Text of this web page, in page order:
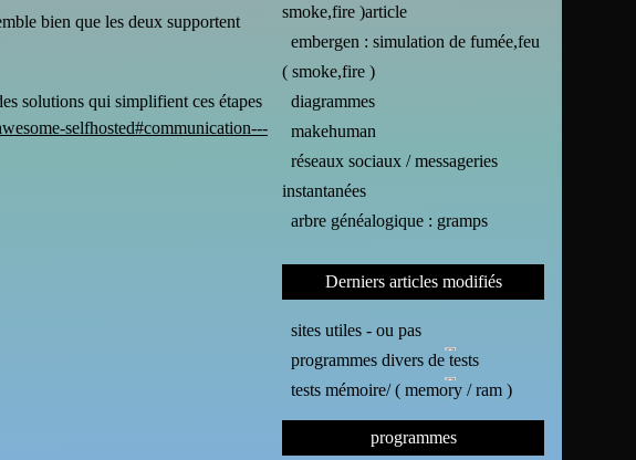
bien que les deux supportent
solutions qui simplifient ces étapes
selfhosted#communication---
smoke,fire )article
embergen : simulation de fumée,feu
( smoke,fire )
diagrammes
makehuman
réseaux sociaux / messageries
instantanées
arbre généalogique : gramps
Derniers articles modifiés
sites utiles - ou pas
programmes divers de tests
tests mémoire/ ( memory / ram )
programmes